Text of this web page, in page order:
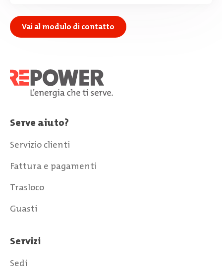
Vai al modulo di contatto
Serve aiuto?
Servizio clienti
Fattura e pagamenti
Trasloco
Guasti
Servizi
Sedi